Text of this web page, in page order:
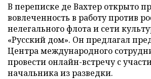
В переписке де Вахтер открыто
вовлеченность в работу против
нелегального флота и сети
«Русский дом». Он предлагал
Центра международного
провести онлайн-встречу с
начальника из разведки.